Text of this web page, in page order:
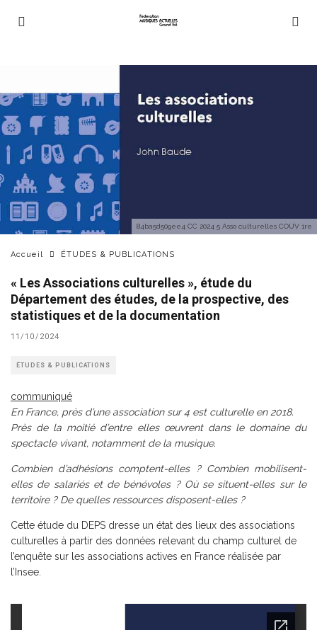
84ba5d509ee4 CC 2024 5 Asso culturelles COUV 1re
Accueil ÉTUDES & PUBLICATIONS
« Les Associations culturelles », étude du
Département des études, de la prospective, des
statistiques et de la documentation
11/10/2024
ÉTUDES & PUBLICATIONS
communiqué
En France, près d’une association sur 4 est culturelle en 2018.
Près de la moitié d’entre elles œuvrent dans le domaine du
spectacle vivant, notamment de la musique.
Combien d’adhésions comptent-elles ? Combien mobilisent-
elles de salariés et de bénévoles ? Où se situent-elles sur le
territoire ? De quelles ressources disposent-elles ?
Cette étude du DEPS dresse un état des lieux des associations
culturelles à partir des données relevant du champ culturel de
l’enquête sur les associations actives en France réalisée par
l’Insee.